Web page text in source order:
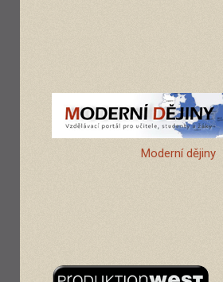
Moderní dějiny